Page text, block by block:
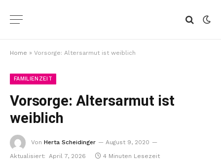
Home » Vorsorge: Altersarmut ist weiblich
FAMILIENZEIT
Vorsorge: Altersarmut ist
weiblich
Von Herta Scheidinger
August 9, 2020
Aktualisiert: April 7, 2026 4 Minuten Lesezeit